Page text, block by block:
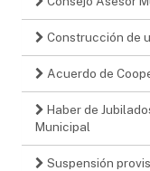
Construcción de
Acuerdo de
Haber de
Municipal
Suspensión